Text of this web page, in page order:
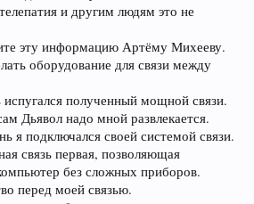
и другим людям это не
эту информацию Артёму Михееву.
оборудование для связи между
испугался полученный мощной связи.
Дьявол надо мной развлекается.
я подключался своей системой связи.
связь первая, позволяющая
без сложных приборов.
перед моей связью.